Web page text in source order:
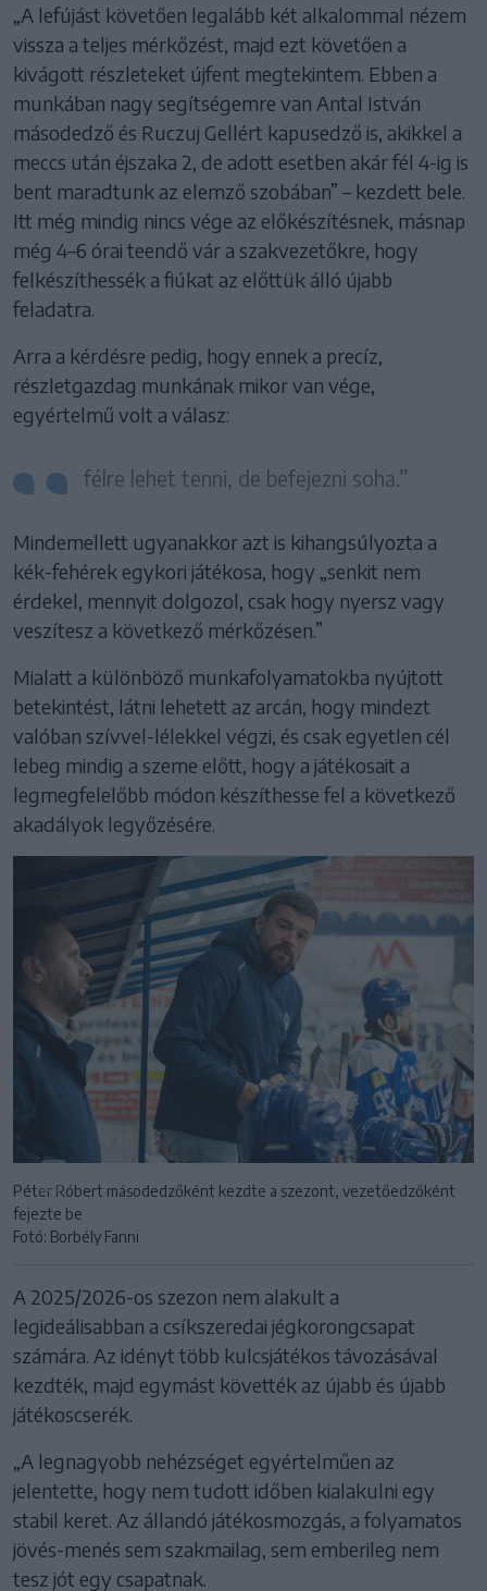
„A lefújást követően legalább két alkalommal nézem
vissza a teljes mérkőzést, majd ezt követően a
kivágott részleteket újfent megtekintem. Ebben a
munkában nagy segítségemre van Antal István
másodedző és Ruczuj Gellért kapusedző is, akikkel a
meccs után éjszaka 2, de adott esetben akár fél 4-ig is
bent maradtunk az elemző szobában” – kezdett bele.
Itt még mindig nincs vége az előkészítésnek, másnap
még 4–6 órai teendő vár a szakvezetőkre, hogy
felkészíthessék a fiúkat az előttük álló újabb
feladatra.
Arra a kérdésre pedig, hogy ennek a precíz,
részletgazdag munkának mikor van vége,
egyértelmű volt a válasz:
félre lehet tenni, de befejezni soha.”
Mindemellett ugyanakkor azt is kihangsúlyozta a
kék-fehérek egykori játékosa, hogy „senkit nem
érdekel, mennyit dolgozol, csak hogy nyersz vagy
veszítesz a következő mérkőzésen.”
Mialatt a különböző munkafolyamatokba nyújtott
betekintést, látni lehetett az arcán, hogy mindezt
valóban szívvel-lélekkel végzi, és csak egyetlen cél
lebeg mindig a szeme előtt, hogy a játékosait a
legmegfelelőbb módon készíthesse fel a következő
akadályok legyőzésére.
Péter Róbert másodedzőként kezdte a szezont, vezetőedzőként
fejezte be
Fotó: Borbély Fanni
A 2025/2026-os szezon nem alakult a
legideálisabban a csíkszeredai jégkorongcsapat
számára. Az idényt több kulcsjátékos távozásával
kezdték, majd egymást követték az újabb és újabb
játékoscserék.
„A legnagyobb nehézséget egyértelműen az
jelentette, hogy nem tudott időben kialakulni egy
stabil keret. Az állandó játékosmozgás, a folyamatos
jövés-menés sem szakmailag, sem emberileg nem
tesz jót egy csapatnak.